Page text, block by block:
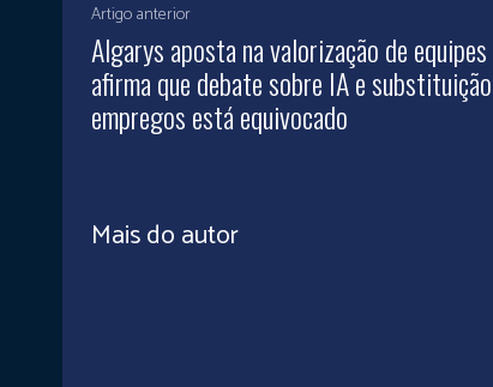
Artigo anterior
Algarys aposta na valorização de equipes
afirma que debate sobre IA e
empregos está equivocado
Mais do autor